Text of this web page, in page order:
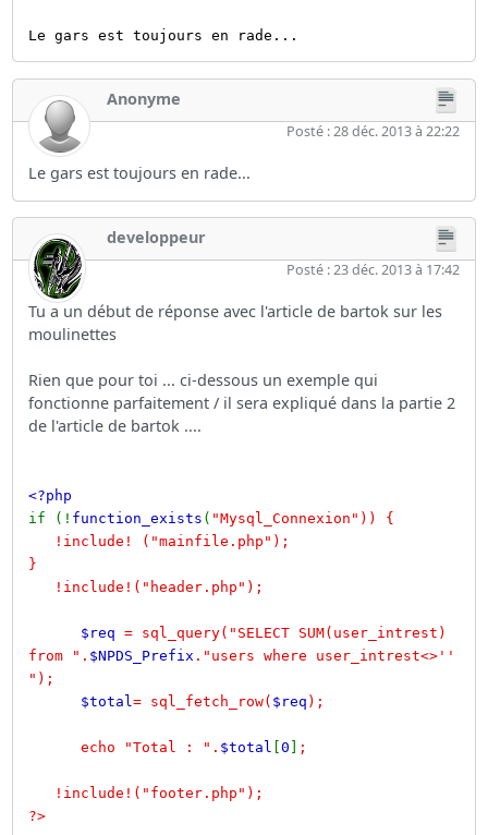
Le gars est toujours en rade...
Anonyme
Posté : 28 déc. 2013 à 22:22
Le gars est toujours en rade...
developpeur
Posté : 23 déc. 2013 à 17:42
Tu a un début de réponse avec l'article de bartok sur les
moulinettes
Rien que pour toi ... ci-dessous un exemple qui
fonctionne parfaitement / il sera expliqué dans la partie 2
de l'article de bartok ....
<?php
if (! function_exists ( "Mysql_Connexion")) {
!include! ("mainfile.php");
}
!include!("header.php");
$req = sql_query("SELECT SUM(user_intrest)
from ". $NPDS_Prefix ."users where user_intrest<>''
");
$total= sql_fetch_row( $req );
echo "Total : ". $total [0 ;
!include!("footer.php");
?>